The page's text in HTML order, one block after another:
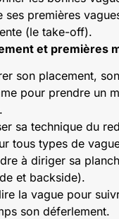
ses premières
(le take-off).
et premières
son placement,
pour prendre un
sa technique du
tous types de
à diriger sa
et backside).
la vague pour
son déferlement.